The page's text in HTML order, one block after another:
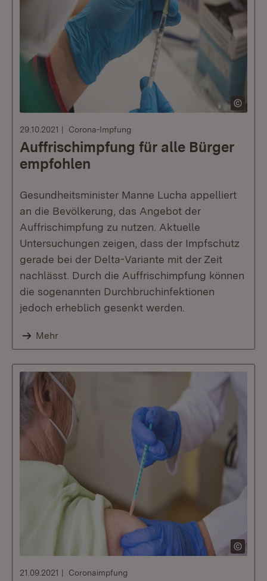
29.10.2021 Corona-Impfung
Auffrischimpfung für alle Bürger
empfohlen
Gesundheitsminister Manne Lucha appelliert
an die Bevölkerung, das Angebot der
Auffrischimpfung zu nutzen. Aktuelle
Untersuchungen zeigen, dass der Impfschutz
gerade bei der Delta-Variante mit der Zeit
nachlässt. Durch die Auffrischimpfung können
die sogenannten Durchbruchinfektionen
jedoch erheblich gesenkt werden.
Mehr
21.09.2021 Coronaimpfung